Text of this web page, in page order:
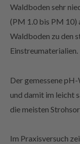
Waldboden sehr
(PM 1.0 bis PM
Waldboden zu den
Einstreumaterialien.
Der gemessene
und damit im leicht
die meisten
Im Praxisversuch